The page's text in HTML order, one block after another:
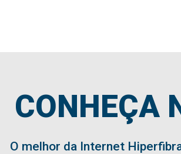
CONHEÇA
O melhor da Internet